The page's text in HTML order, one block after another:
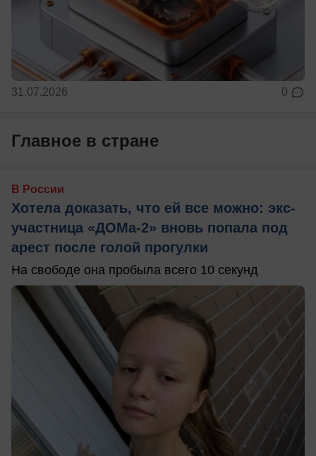
31.07.2026 0
Главное в стране
В России
Хотела доказать, что ей все можно: экс-
участница «ДОМа-2» вновь попала под
арест после голой прогулки
На свободе она пробыла всего 10 секунд